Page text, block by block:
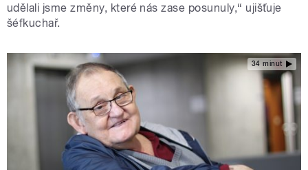
udělali jsme změny, které nás zase posunuly,“ ujišťuje
šéfkuchař.
34 minut